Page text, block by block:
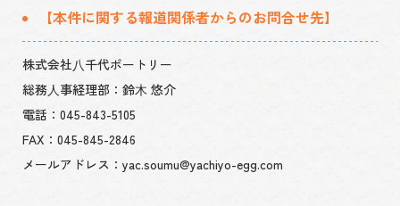
【本件に関する報道関係者からのお問合せ先】
株式会社⼋千代ポートリー
総務⼈事経理部：鈴⽊ 悠介
電話：045-843-5105
FAX：045-845-2846
メールアドレス：yac.soumu@yachiyo-egg.com